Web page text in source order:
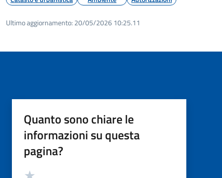
Ultimo aggiornamento: 20/05/2026 10:25.11
Quanto sono chiare le
informazioni su questa
pagina?
Valutazione